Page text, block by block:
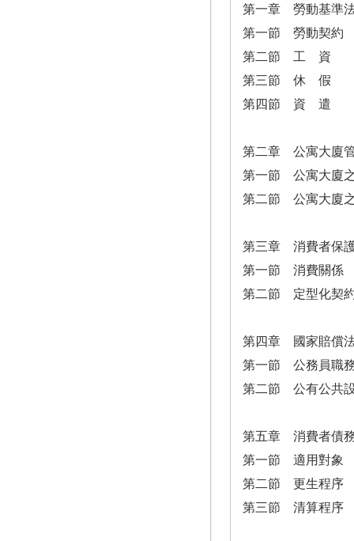
第一章 勞動基準
第一節 勞動契約
第二節 工 資
第三節 休 假
第四節 資 遣
第二章 公寓大廈
第一節 公寓大廈
第二節 公寓大廈
第三章 消費者保
第一節 消費關係
第二節 定型化契
第四章 國家賠償
第一節 公務員職
第二節 公有公共
第五章 消費者債
第一節 適用對象
第二節 更生程序
第三節 清算程序